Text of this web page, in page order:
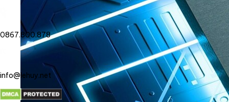
0867.800.878
info@lehuy.net